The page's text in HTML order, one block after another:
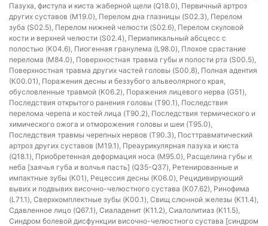
Пазуха, фистула и киста жаберной щели (Q18.0), Первичный артроз
других суставов (M19.0), Перелом дна глазницы (S02.3), Перелом
зуба (S02.5), Перелом нижней челюсти (S02.6), Перелом скуловой
кости и верхней челюсти (S02.4), Периапикальный абсцесс с
полостью (K04.6), Пиогенная гранулема (L98.0), Плохое срастание
перелома (M84.0), Поверхностная травма губы и полости рта (S00.5),
Поверхностная травма других частей головы (S00.8), Полная адентия
(К00.01), Поражения десны и беззубого альвеолярного края,
обусловленные травмой (K06.2), Поражения лицевого нерва (G51),
Последствия открытого ранения головы (T90.1), Последствия
перелома черепа и костей лица (T90.2), Последствия термического и
химического ожога и отморожения головы и шеи (T95.0),
Последствия травмы черепных нервов (T90.3), Посттравматический
артроз других суставов (M19.1), Преаурикулярная пазуха и киста
(Q18.1), Приобретенная деформация носа (M95.0), Расщелина губы и
неба [заячья губа и волчья пасть] (Q35-Q37), Ретенированные и
импактные зубы (K01), Рецессия десны (K06.0), Рецидивирующий
вывих и подвывих височно-челюстного сустава (К07.62), Ринофима
(L71.1), Сверхкомплектные зубы (K00.1), Свищ слюнной железы (K11.4),
Сдавленное лицо (Q67.1), Сиаладенит (K11.2), Сиалолитиаз (K11.5),
Синдром болевой дисфункции височно-челюстного сустава [синдром